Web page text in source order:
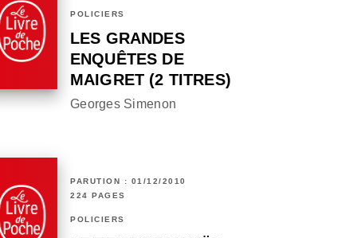
POLICIERS
LES GRANDES
ENQUÊTES DE
MAIGRET (2 TITRES)
Georges Simenon
PARUTION : 01/12/2010
224 PAGES
POLICIERS